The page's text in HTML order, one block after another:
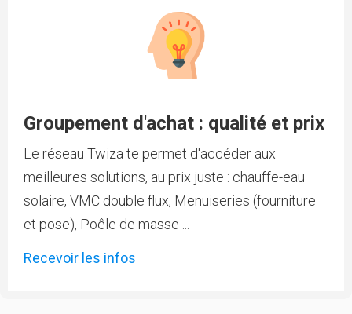
Groupement d'achat : qualité et prix
Le réseau Twiza te permet d'accéder aux
meilleures solutions, au prix juste : chauffe-eau
solaire, VMC double flux, Menuiseries (fourniture
et pose), Poêle de masse ...
Recevoir les infos